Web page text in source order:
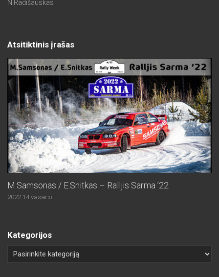
N.Radišauskas
Atsitiktinis įrašas
M.Samsonas / E.Snitkas – Ralljis Sarma ’22
2022 14 vasario
Kategorijos